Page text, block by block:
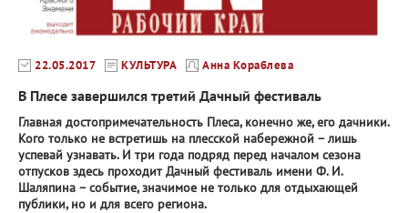
22.05.2017 КУЛЬТУРА Анна Кораблева
В Плесе завершился третий Дачный фестиваль
Главная достопримечательность Плеса, конечно же, его дачники.
Кого только не встретишь на плесской набережной – лишь
успевай узнавать. И три года подряд перед началом сезона
отпусков здесь проходит Дачный фестиваль имени Ф. И.
Шаляпина – событие, значимое не только для отдыхающей
публики, но и для всего региона.